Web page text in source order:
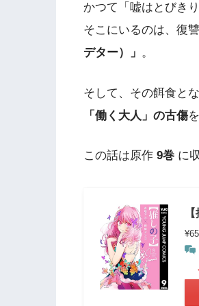
かつて「嘘はとびき
そこにいるのは、復
デター）」​ ​。
そして、その餌食と
「働く大人」の古傷​
この話は原作 9巻 に